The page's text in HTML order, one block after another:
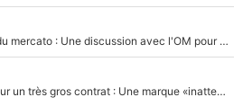
Amine Gouiri est très inquiet du mercato : Une discussion avec l'OM pour acter son transfert !
Kylian Mbappé lâche Nike pour un très gros contrat : Une marque «inattendue» va frapper très fort